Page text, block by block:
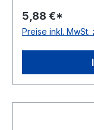
Anfrage
Nettopreis
5,88 €*
Preise inkl.